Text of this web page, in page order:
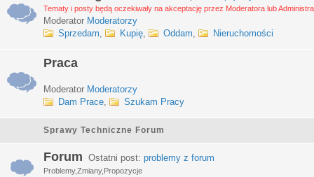
Tematy i posty będą oczekiwały na akceptację przez Moderatora lub
Moderator Moderatorzy
Sprzedam, Kupię, Oddam, Nieruchomości
Praca
Moderator Moderatorzy
Dam Prace, Szukam Pracy
Sprawy Techniczne Forum
Forum Ostatni post: problemy z forum
Problemy,Zmiany,Propozycje